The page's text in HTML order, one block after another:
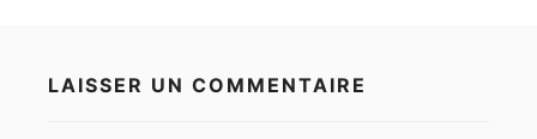
LAISSER UN COMMENTAIRE